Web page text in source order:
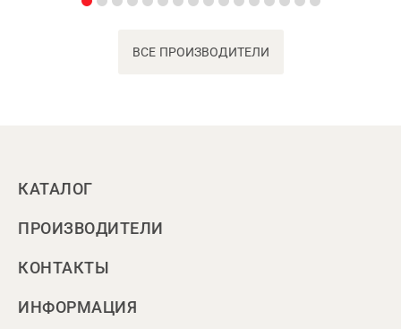
ВСЕ ПРОИЗВОДИТЕЛИ
КАТАЛОГ
ПРОИЗВОДИТЕЛИ
КОНТАКТЫ
ИНФОРМАЦИЯ